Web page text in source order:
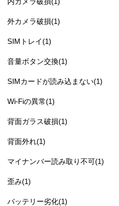
外カメラ破損(1)
SIMトレイ(1)
音量ボタン交換(1)
SIMカードが読み込まない(1)
Wi-Fiの異常(1)
背面ガラス破損(1)
背面外れ(1)
マイナンバー読み取り不可(1)
歪み(1)
バッテリー劣化(1)